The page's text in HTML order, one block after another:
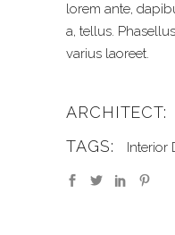
lorem ante,
a, tellus.
varius laoreet.
ARCHITECT:
TAGS: Interior